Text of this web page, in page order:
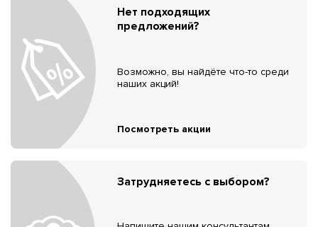
Нет подходящих
предложений?
Возможно, вы найдёте что-то среди
наших акций!
Посмотреть акции
Затрудняетесь с выбором?